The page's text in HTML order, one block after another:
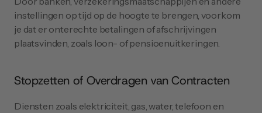
instellingen op tijd op de hoogte te brengen, voorkom
je dat er onterechte betalingen of afschrijvingen
plaatsvinden, zoals loon- of pensioenuitkeringen.
Stopzetten of Overdragen van Contracten
Diensten zoals elektriciteit, gas, water, telefoon en